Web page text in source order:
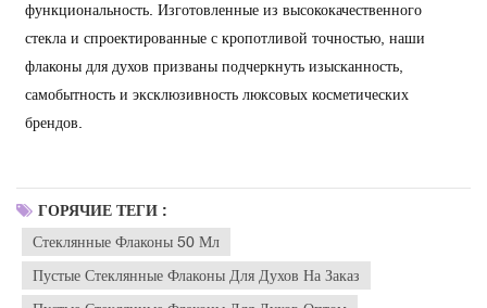
функциональность. Изготовленные из высококачественного
стекла и спроектированные с кропотливой точностью, наши
флаконы для духов призваны подчеркнуть изысканность,
самобытность и эксклюзивность люксовых косметических
брендов.
ГОРЯЧИЕ ТЕГИ :
Стеклянные Флаконы 50 Мл
Пустые Стеклянные Флаконы Для Духов На Заказ